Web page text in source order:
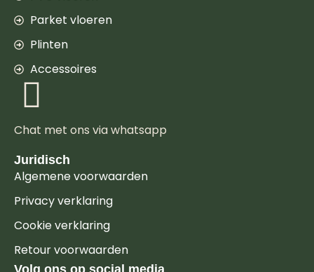
Parket vloeren
Plinten
Accessoires
Chat met ons via whatsapp
Juridisch
Algemene voorwaarden
Privacy verklaring
Cookie verklaring
Retour voorwaarden